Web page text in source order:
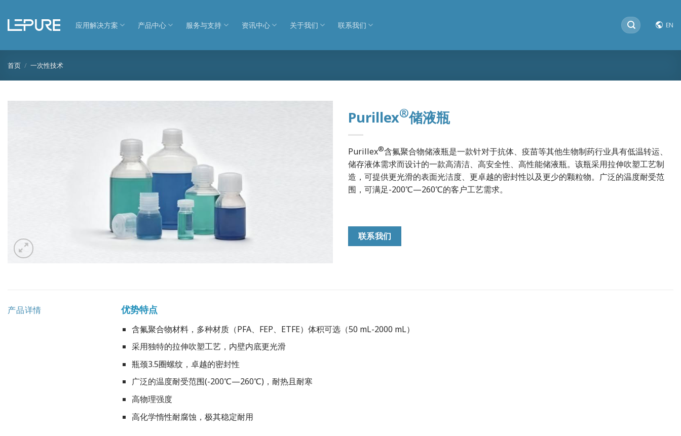
应用解决方案 产品中心 服务与支持 资讯中心 关于我们 联系我们
搜
索：
EN
首页 / 一次性技术
Purillex®储液瓶
Purillex®含氟聚合物储液瓶是一款针对于抗体、疫苗等其他生物制药行业具有低温转运、
储存液体需求而设计的一款高清洁、高安全性、高性能储液瓶。该瓶采用拉伸吹塑工艺制
造，可提供更光滑的表面光洁度、更卓越的密封性以及更少的颗粒物。广泛的温度耐受范
围，可满足-200℃—260℃的客户工艺需求。
联系我们
产品详情 优势特点
含氟聚合物材料，多种材质（PFA、FEP、ETFE）体积可选（50 mL-2000 mL）
采用独特的拉伸吹塑工艺，内壁内底更光滑
瓶颈3.5圈螺纹，卓越的密封性
广泛的温度耐受范围(-200℃—260℃)，耐热且耐寒
高物理强度
高化学惰性耐腐蚀，极其稳定耐用